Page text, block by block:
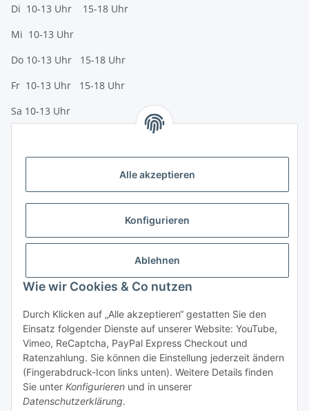
Alle akzeptieren
Konfigurieren
Ablehnen
Wie wir Cookies & Co nutzen
Durch Klicken auf „Alle akzeptieren“ gestatten Sie den
Einsatz folgender Dienste auf unserer Website: YouTube,
Vimeo, ReCaptcha, PayPal Express Checkout und
Ratenzahlung. Sie können die Einstellung jederzeit ändern
(Fingerabdruck-Icon links unten). Weitere Details finden
Sie unter Konfigurieren und in unserer
Datenschutzerklärung.
Di 10-13 Uhr 15-18 Uhr
Mi 10-13 Uhr
Do 10-13 Uhr 15-18 Uhr
Fr 10-13 Uhr 15-18 Uhr
Sa 10-13 Uhr
Vorkasse (per Bank-Überweisung)
Sofortüberweisung
Rechnungskauf
Gesetzliche Informationen
Informationen
Vertrag widerrufen